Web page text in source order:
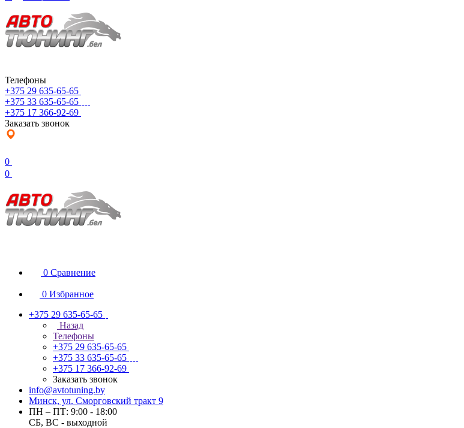
Телефоны
+375 29 635-65-65
+375 33 635-65-65
+375 17 366-92-69
Заказать звонок
0
0
0 Сравнение
0 Избранное
+375 29 635-65-65
Назад
Телефоны
+375 29 635-65-65
+375 33 635-65-65
+375 17 366-92-69
Заказать звонок
info@avtotuning.by
Минск, ул. Сморговский тракт 9
ПН – ПТ: 9:00 - 18:00
СБ, ВС - выходной